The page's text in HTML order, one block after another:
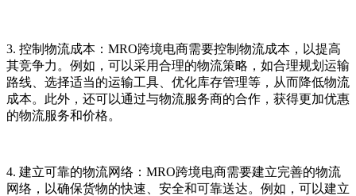
3. 控制物流成本：MRO跨境电商需要控制物流成本，以提高
其竞争力。例如，可以采用合理的物流策略，如合理规划运输
路线、选择适当的运输工具、优化库存管理等，从而降低物流
成本。此外，还可以通过与物流服务商的合作，获得更加优惠
的物流服务和价格。
4. 建立可靠的物流网络：MRO跨境电商需要建立完善的物流
网络，以确保货物的快速、安全和可靠送达。例如，可以建立